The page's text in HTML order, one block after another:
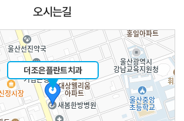
오시는길
더조은플란트치과